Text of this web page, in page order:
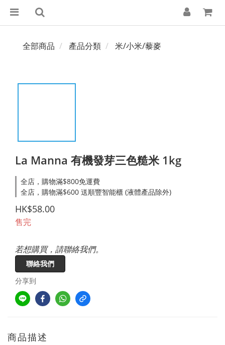
全部商品 產品分類 米/小米/藜麥
La Manna 有機發芽三色糙米 1kg
全店，購物滿$800免運費
全店，購物滿$600 送順豐智能櫃 (液體產品除外)
HK$58.00
售完
若想購買，請聯絡我們。
聯絡我們
分享到
商品描述